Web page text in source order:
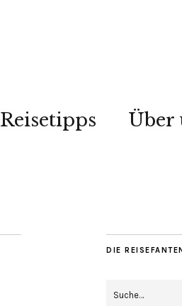
Reisetipps Über
DIE